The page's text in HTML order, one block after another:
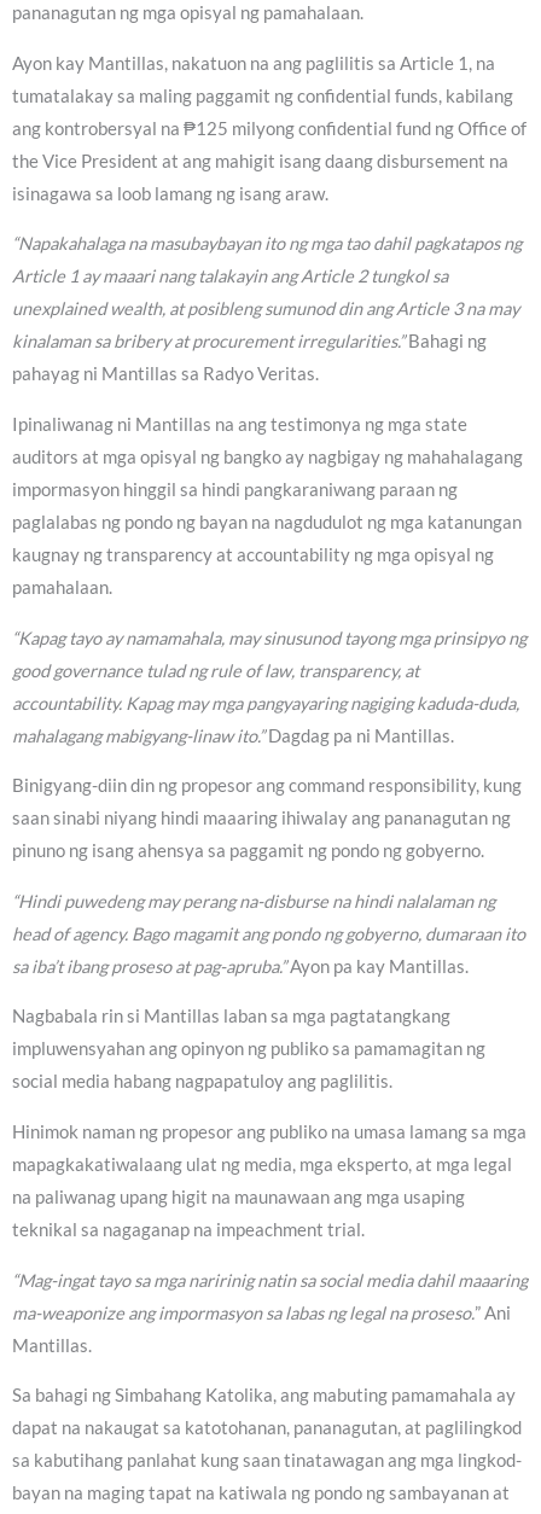
pananagutan ng mga opisyal ng pamahalaan.
Ayon kay Mantillas, nakatuon na ang paglilitis sa Article 1, na
tumatalakay sa maling paggamit ng confidential funds, kabilang
ang kontrobersyal na ₱125 milyong confidential fund ng Office of
the Vice President at ang mahigit isang daang disbursement na
isinagawa sa loob lamang ng isang araw.
“Napakahalaga na masubaybayan ito ng mga tao dahil pagkatapos ng
Article 1 ay maaari nang talakayin ang Article 2 tungkol sa
unexplained wealth, at posibleng sumunod din ang Article 3 na may
kinalaman sa bribery at procurement irregularities.”Bahagi ng
pahayag ni Mantillas sa Radyo Veritas.
Ipinaliwanag ni Mantillas na ang testimonya ng mga state
auditors at mga opisyal ng bangko ay nagbigay ng mahahalagang
impormasyon hinggil sa hindi pangkaraniwang paraan ng
paglalabas ng pondo ng bayan na nagdudulot ng mga katanungan
kaugnay ng transparency at accountability ng mga opisyal ng
pamahalaan.
“Kapag tayo ay namamahala, may sinusunod tayong mga prinsipyo ng
good governance tulad ng rule of law, transparency, at
accountability. Kapag may mga pangyayaring nagiging kaduda-duda,
mahalagang mabigyang-linaw ito.”Dagdag pa ni Mantillas.
Binigyang-diin din ng propesor ang command responsibility, kung
saan sinabi niyang hindi maaaring ihiwalay ang pananagutan ng
pinuno ng isang ahensya sa paggamit ng pondo ng gobyerno.
“Hindi puwedeng may perang na-disburse na hindi nalalaman ng
head of agency. Bago magamit ang pondo ng gobyerno, dumaraan ito
sa iba’t ibang proseso at pag-apruba.”Ayon pa kay Mantillas.
Nagbabala rin si Mantillas laban sa mga pagtatangkang
impluwensyahan ang opinyon ng publiko sa pamamagitan ng
social media habang nagpapatuloy ang paglilitis.
Hinimok naman ng propesor ang publiko na umasa lamang sa mga
mapagkakatiwalaang ulat ng media, mga eksperto, at mga legal
na paliwanag upang higit na maunawaan ang mga usaping
teknikal sa nagaganap na impeachment trial.
“Mag-ingat tayo sa mga naririnig natin sa social media dahil maaaring
ma-weaponize ang impormasyon sa labas ng legal na proseso.” Ani
Mantillas.
Sa bahagi ng Simbahang Katolika, ang mabuting pamamahala ay
dapat na nakaugat sa katotohanan, pananagutan, at paglilingkod
sa kabutihang panlahat kung saan tinatawagan ang mga lingkod-
bayan na maging tapat na katiwala ng pondo ng sambayanan at